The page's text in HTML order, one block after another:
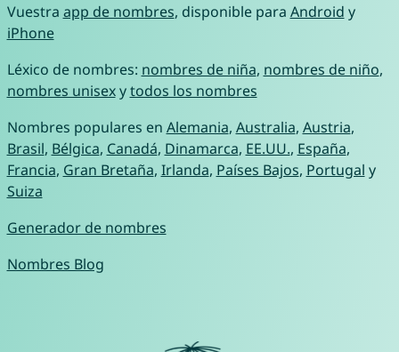
Vuestra app de nombres, disponible para Android y
iPhone
Léxico de nombres: nombres de niña, nombres de niño,
nombres unisexytodos los nombres
Nombres populares en Alemania, Australia, Austria,
Brasil, Bélgica, Canadá, Dinamarca, EE.UU., España,
Francia, Gran Bretaña, Irlanda, Países Bajos, Portugal y
Suiza
Generador de nombres
Nombres Blog